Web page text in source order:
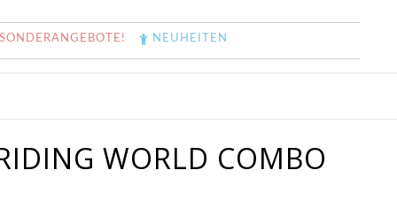
SONDERANGEBOTE! NEUHEITEN
WORLD COMBO